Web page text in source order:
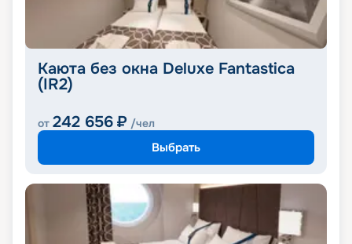
Каюта без окна Deluxe Fantastica
(IR2)
от 242 656 ₽ /чел
Выбрать